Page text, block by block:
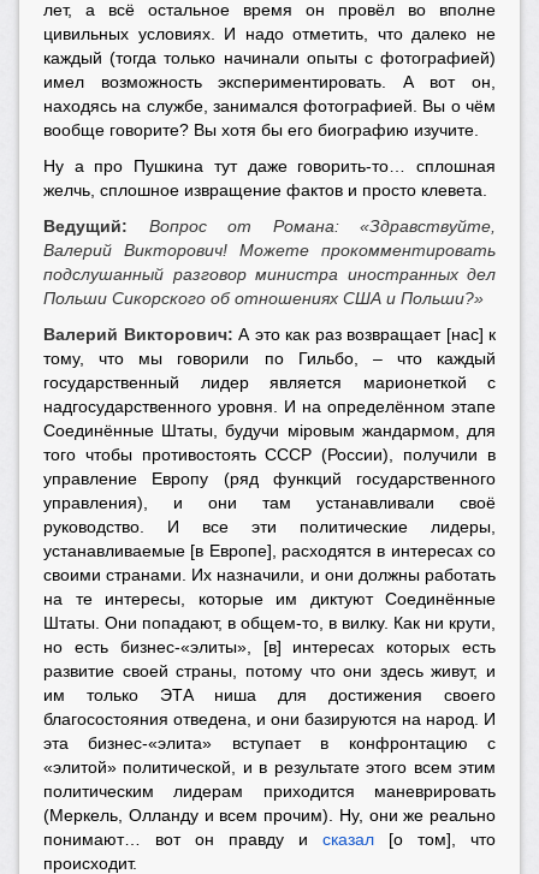
лет, а всё остальное время он провёл во вполне
цивильных условиях. И надо отметить, что далеко не
каждый (тогда только начинали опыты с фотографией)
имел возможность экспериментировать. А вот он,
находясь на службе, занимался фотографией. Вы о чём
вообще говорите? Вы хотя бы его биографию изучите.
Ну а про Пушкина тут даже говорить-то… сплошная
желчь, сплошное извращение фактов и просто клевета.
Ведущий:
Вопрос от Романа: «Здравствуйте,
Валерий Викторович! Можете прокомментировать
подслушанный разговор министра иностранных дел
Польши Сикорского об отношениях США и Польши?»
Валерий Викторович: А это как раз возвращает [нас] к
тому, что мы говорили по Гильбо, – что каждый
государственный лидер является марионеткой с
надгосударственного уровня. И на определённом этапе
Соединённые Штаты, будучи мiровым жандармом, для
того чтобы противостоять СССР (России), получили в
управление Европу (ряд функций государственного
управления), и они там устанавливали своё
руководство. И все эти политические лидеры,
устанавливаемые [в Европе], расходятся в интересах со
своими странами. Их назначили, и они должны работать
на те интересы, которые им диктуют Соединённые
Штаты. Они попадают, в общем-то, в вилку. Как ни крути,
но есть бизнес-«элиты», [в] интересах которых есть
развитие своей страны, потому что они здесь живут, и
им только ЭТА ниша для достижения своего
благосостояния отведена, и они базируются на народ. И
эта бизнес-«элита» вступает в конфронтацию с
«элитой» политической, и в результате этого всем этим
политическим лидерам приходится маневрировать
(Меркель, Олланду и всем прочим). Ну, они же реально
понимают… вот он правду и сказал [о том], что
происходит.